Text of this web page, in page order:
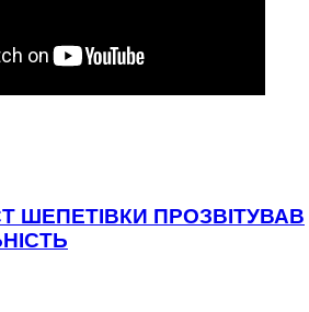
ШЕПЕТІВКИ ПРОЗВІТУВАВ